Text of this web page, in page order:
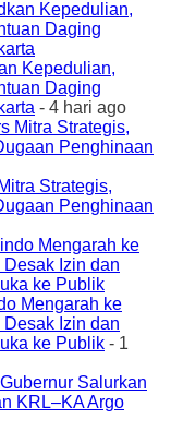
Kepedulian,
Daging
- 4 hari ago
Strategis,
Penghinaan
Mengarah ke
Izin dan
ke Publik - 1